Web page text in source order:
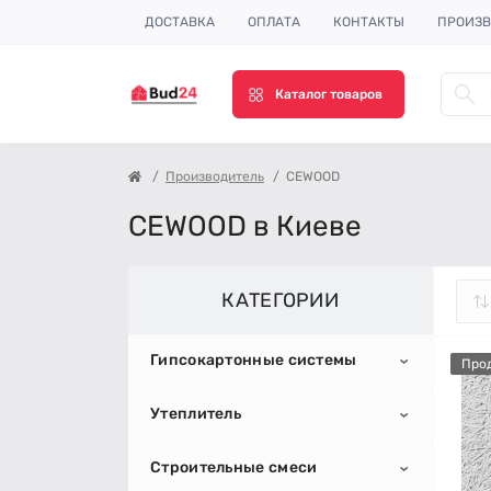
ДОСТАВКА ОПЛАТА КОНТАКТЫ
Каталог товаров
Производитель CEWOOD
CEWOOD в Киеве
КАТЕГОРИИ
Гипсокартонные системы
Гипсокартон
Потолочный гипсокартон
Профиль для гипсокартона
Утеплитель
Пенопласт
Строительные смеси